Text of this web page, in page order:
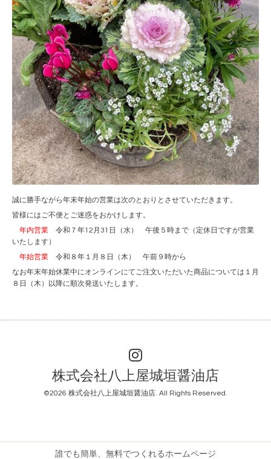
誠に勝手ながら年末年始の営業は次のとおりとさせていただきます。
皆様にはご不便とご迷惑をおかけします。
年内営業 令和７年12月31日（水） 午後５時まで（定休日ですが営業
いたします）
年始営業 令和８年１月８日（木） 午前９時から
なお年末年始休業中にオンラインにてご注文いただいた商品については１月
８日（木）以降に順次発送いたします。
株式会社八上屋城垣醤油店
©2026 株式会社八上屋城垣醤油店 . All Rights Reserved.
誰でも簡単、無料でつくれるホームページ